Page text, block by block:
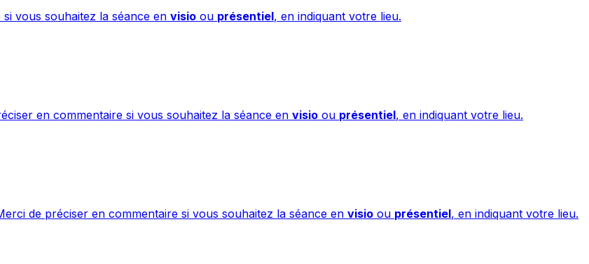
vous souhaitez la séance en visio ou présentiel, en indiquant votre lieu.
en commentaire si vous souhaitez la séance en visio ou présentiel, en indiquant votre lieu.
de préciser en commentaire si vous souhaitez la séance en visio ou présentiel, en indiquant votre lieu.